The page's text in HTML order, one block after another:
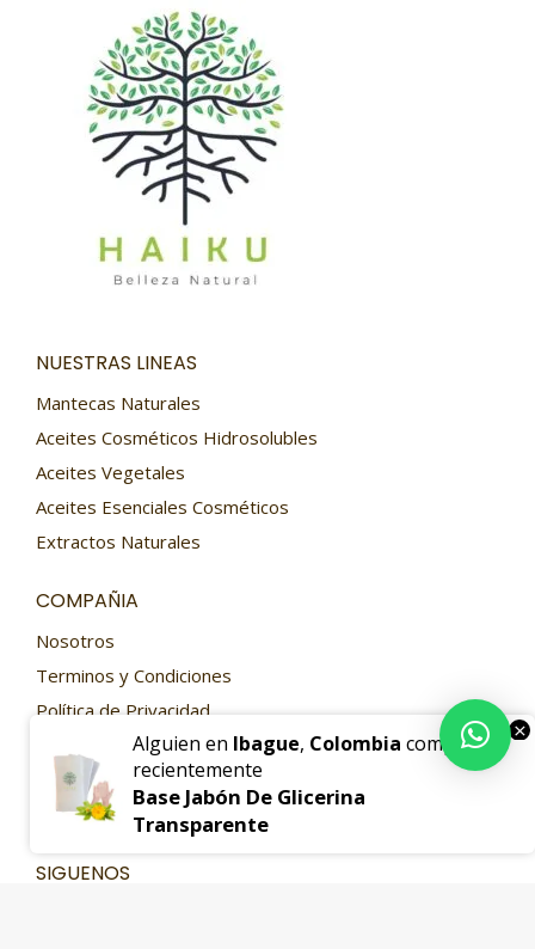
NUESTRAS LINEAS
Mantecas Naturales
Aceites Cosméticos Hidrosolubles
Aceites Vegetales
Aceites Esenciales Cosméticos
Extractos Naturales
COMPAÑIA
Nosotros
Terminos y Condiciones
Política de Privacidad
Política de Devoluciones
PQRS
Contacto
SIGUENOS
Alguien en Ibague, Colombia compró
recientemente
Base Jabón De Glicerina
Transparente
×